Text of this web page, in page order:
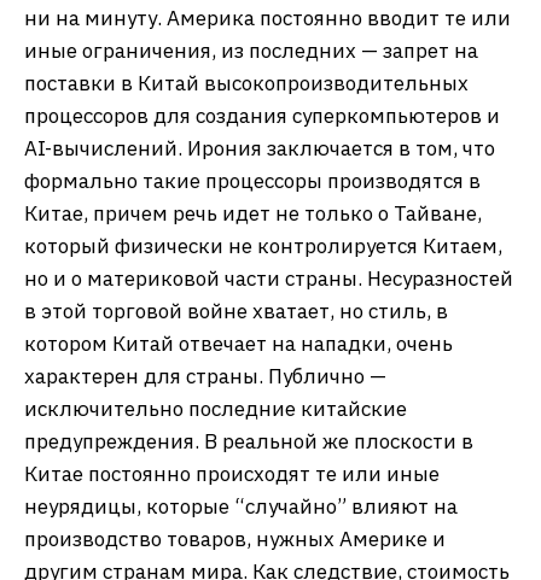
ни на минуту. Америка постоянно вводит те или
иные ограничения, из последних — запрет на
поставки в Китай высокопроизводительных
процессоров для создания суперкомпьютеров и
AI-вычислений. Ирония заключается в том, что
формально такие процессоры производятся в
Китае, причем речь идет не только о Тайване,
который физически не контролируется Китаем,
но и о материковой части страны. Несуразностей
в этой торговой войне хватает, но стиль, в
котором Китай отвечает на нападки, очень
характерен для страны. Публично —
исключительно последние китайские
предупреждения. В реальной же плоскости в
Китае постоянно происходят те или иные
неурядицы, которые “случайно” влияют на
производство товаров, нужных Америке и
другим странам мира. Как следствие, стоимость